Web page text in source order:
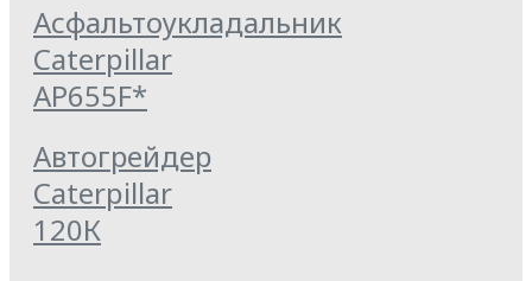
Асфальтоукладальник
Caterpillar
AP655F*
Автогрейдер
Caterpillar
120К